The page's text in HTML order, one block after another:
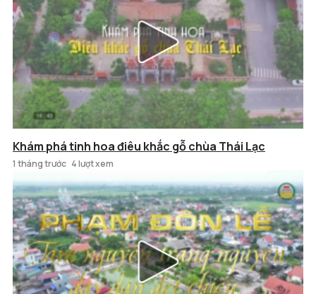
Khám phá tinh hoa điêu khắc gỗ chùa Thái Lạc
1 tháng trước 4 lượt xem